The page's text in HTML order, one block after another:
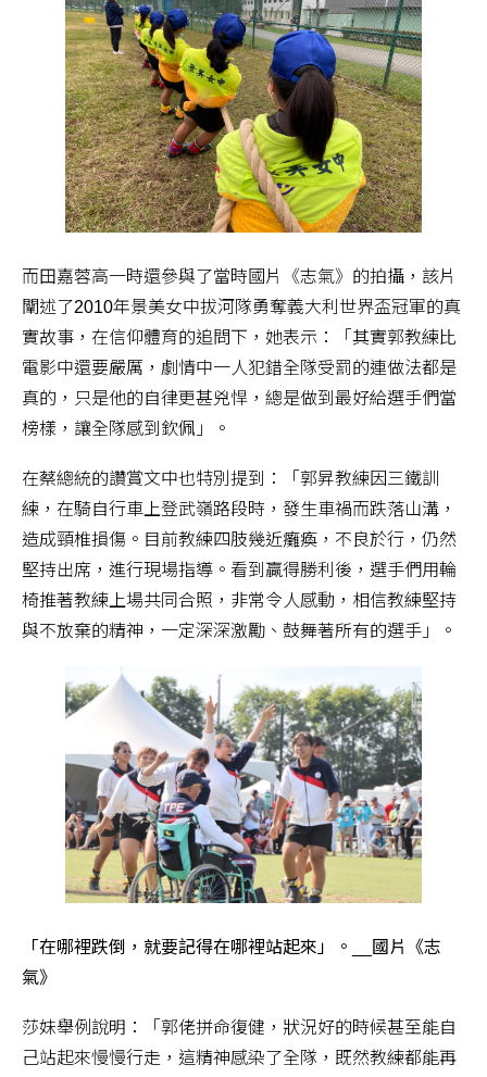
而田嘉蓉高一時還參與了當時國片《志氣》的拍攝，該片
闡述了2010年景美女中拔河隊勇奪義大利世界盃冠軍的真
實故事，在信仰體育的追問下，她表示：「其實郭教練比
電影中還要嚴厲，劇情中一人犯錯全隊受罰的連做法都是
真的，只是他的自律更甚兇悍，總是做到最好給選手們當
榜樣，讓全隊感到欽佩」。
在蔡總統的讚賞文中也特別提到：「郭昇教練因三鐵訓
練，在騎自行車上登武嶺路段時，發生車禍而跌落山溝，
造成頸椎損傷。目前教練四肢幾近癱瘓，不良於行，仍然
堅持出席，進行現場指導。看到贏得勝利後，選手們用輪
椅推著教練上場共同合照，非常令人感動，相信教練堅持
與不放棄的精神，一定深深激勵、鼓舞著所有的選手」。
「在哪裡跌倒，就要記得在哪裡站起來」。__國片《志
氣》
莎妹舉例說明：「郭佬拼命復健，狀況好的時候甚至能自
己站起來慢慢行走，這精神感染了全隊，既然教練都能再